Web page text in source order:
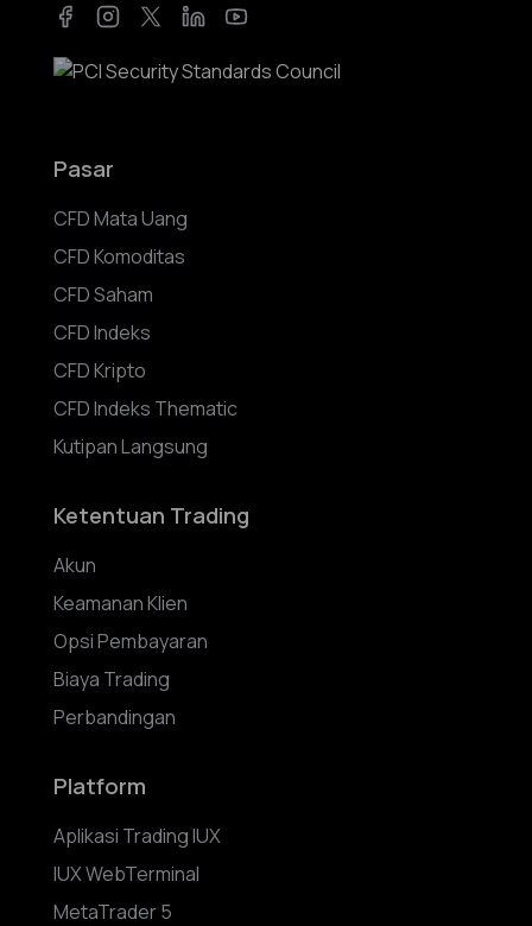
Pasar
CFD Mata Uang
CFD Komoditas
CFD Saham
CFD Indeks
CFD Kripto
CFD Indeks Thematic
Kutipan Langsung
Ketentuan Trading
Akun
Keamanan Klien
Opsi Pembayaran
Biaya Trading
Perbandingan
Platform
Aplikasi Trading IUX
IUX WebTerminal
MetaTrader 5